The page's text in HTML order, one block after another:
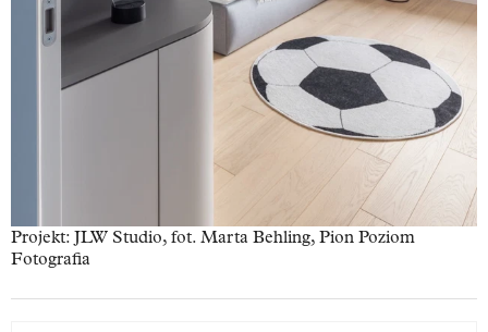
Projekt: JLW Studio, fot. Marta Behling, Pion Poziom
Fotografia